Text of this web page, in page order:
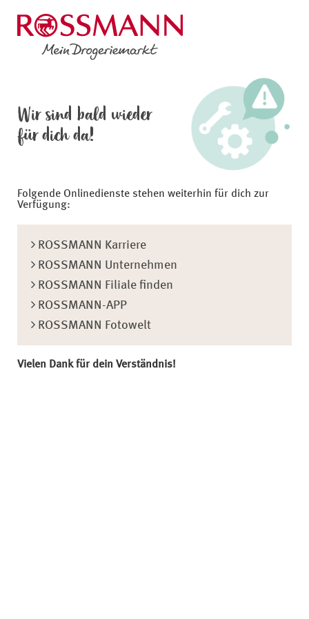
Wir sind bald wieder
für dich da!
Folgende Onlinedienste stehen weiterhin für dich zur
Verfügung:
ROSSMANN Karriere
ROSSMANN Unternehmen
ROSSMANN Filiale finden
ROSSMANN-APP
ROSSMANN Fotowelt
Vielen Dank für dein Verständnis!